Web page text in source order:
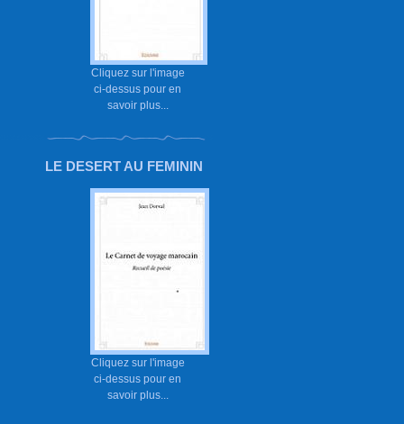
Cliquez sur l'image
ci-dessus pour en
savoir plus...
LE DESERT AU FEMININ
Cliquez sur l'image
ci-dessus pour en
savoir plus...